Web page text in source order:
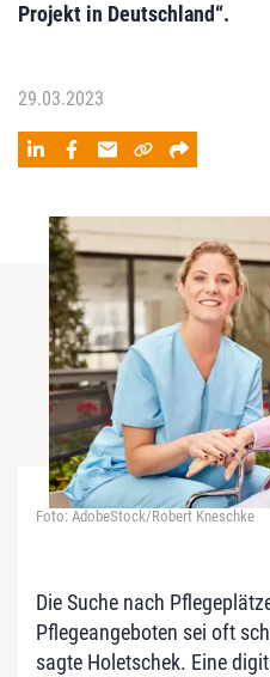
Projekt in Deutschland“.
29.03.2023
Foto: AdobeStock/Robert Kneschke
Die Suche nach
Pflegeangeboten sei oft
sagte Holetschek. Eine